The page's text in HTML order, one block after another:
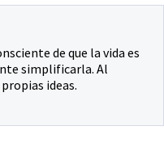
de que la vida es
simplificarla. Al
ideas.